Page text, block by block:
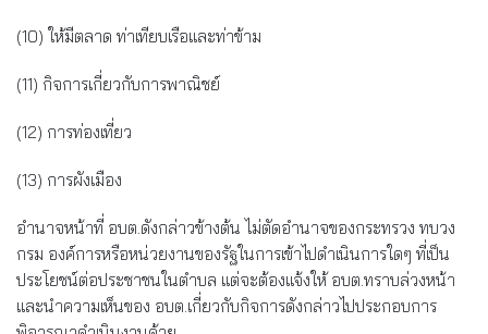
(10) ให้มีตลาด ท่าเทียบเรือและท่าข้าม
(11) กิจการเกี่ยวกับการพาณิชย์
(12) การท่องเที่ยว
(13) การผังเมือง
อำนาจหน้าที่ อบต.ดังกล่าวข้างต้น ไม่ตัดอำนาจของกระทรวง ทบวง
กรม องค์การหรือหน่วยงานของรัฐในการเข้าไปดำเนินการใดๆ ที่เป็น
ประโยชน์ต่อประชาชนในตำบล แต่จะต้องแจ้งให้ อบต.ทราบล่วงหน้า
และนำความเห็นของ อบต.เกี่ยวกับกิจการดังกล่าวไปประกอบการ